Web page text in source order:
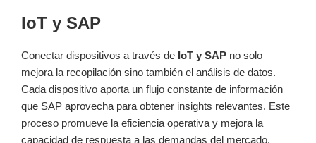
IoT y SAP
Conectar dispositivos a través de IoT y SAP no solo
mejora la recopilación sino también el análisis de datos.
Cada dispositivo aporta un flujo constante de información
que SAP aprovecha para obtener insights relevantes. Este
proceso promueve la eficiencia operativa y mejora la
capacidad de respuesta a las demandas del mercado.